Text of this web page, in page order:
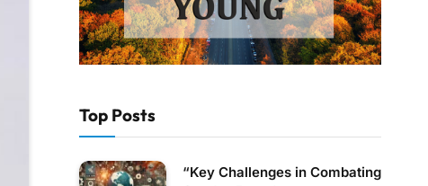
Top Posts
“Key Challenges in Combating